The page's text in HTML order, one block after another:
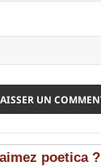
poetica ?